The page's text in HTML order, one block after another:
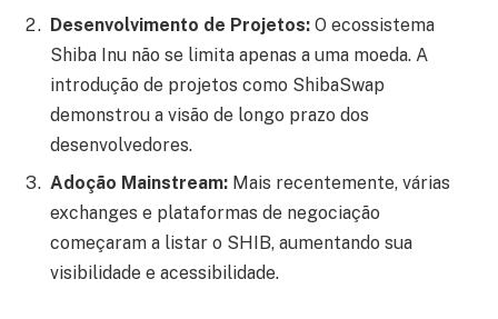
Desenvolvimento de Projetos: O ecossistema
Shiba Inu não se limita apenas a uma moeda. A
introdução de projetos como ShibaSwap
demonstrou a visão de longo prazo dos
desenvolvedores.
Adoção Mainstream: Mais recentemente, várias
exchanges e plataformas de negociação
começaram a listar o SHIB, aumentando sua
visibilidade e acessibilidade.